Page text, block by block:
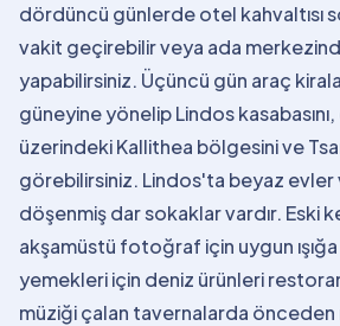
dördüncü günlerde otel kahvaltısı
vakit geçirebilir veya ada
yapabilirsiniz. Üçüncü gün araç
güneyine yönelip Lindos
üzerindeki Kallithea bölgesini ve
görebilirsiniz. Lindos'ta beyaz evler
döşenmiş dar sokaklar vardır. Eski
akşamüstü fotoğraf için uygun
yemekleri için deniz ürünleri
müziği çalan tavernalarda